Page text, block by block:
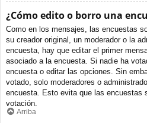
¿Cómo edito o borro una
Como en los mensajes, las encuestas
su creador original, un moderador o la
encuesta, hay que editar el primer
asociado a la encuesta. Si nadie ha
encuesta o editar las opciones. Sin
votado, solo moderadores o
encuesta. Esto evita que las encuestas
votación.
Arriba